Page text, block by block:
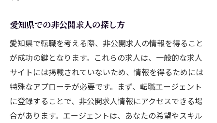
愛知県での非公開求人の探し方
愛知県で転職を考える際、非公開求人の情報を得ること
が成功の鍵となります。これらの求人は、一般的な求人
サイトには掲載されていないため、情報を得るためには
特殊なアプローチが必要です。まず、転職エージェント
に登録することで、非公開求人情報にアクセスできる場
合があります。エージェントは、あなたの希望やスキル